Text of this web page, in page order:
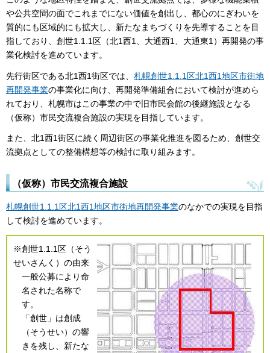
や公共空間の面でこれまでにない価値を創出し、都心のにぎわいを
質的にも区域的にも拡大し、新たなまちづくりを先導することを目
指しており、創世1.1.1区（北1西1、大通西1、大通東1）再開発の事
業化検討を進めています。
先行街区である北1西1街区では、 札幌創世1.1.1区北1西1地区市街地
再開発事業の事業化に向け、再開発準備組合において検討が進めら
れており、札幌市はこの事業の中で旧市民会館の後継施設となる
（仮称）市民交流複合施設の実現を目指しています。
また、北1西1街区に続く周辺街区の事業化推進を図るため、創世交
流拠点としての整備構想等の検討に取り組みます。
（仮称）市民交流複合施設
札幌創世1.1.1区北1西1地区市街地再開発事業のなかでの実現を目指
して検討を進めています。
※創世1.1.1区（そう
せいさんく）の由来
一般公募により命
名された名称で
す。
「創世」は創成
（そうせい）の響
きを残し、新たな